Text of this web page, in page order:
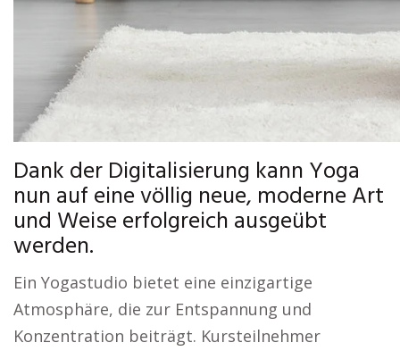
Dank der Digitalisierung kann Yoga
nun auf eine völlig neue, moderne Art
und Weise erfolgreich ausgeübt
werden.
Ein Yogastudio bietet eine einzigartige
Atmosphäre, die zur Entspannung und
Konzentration beiträgt. Kursteilnehmer